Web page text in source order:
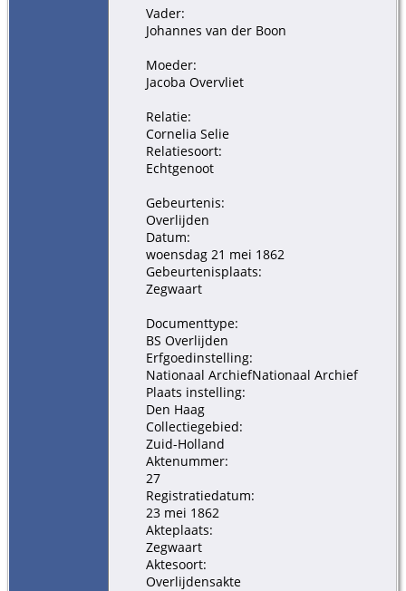
Vader:
Johannes van der Boon
Moeder:
Jacoba Overvliet
Relatie:
Cornelia Selie
Relatiesoort:
Echtgenoot
Gebeurtenis:
Overlijden
Datum:
woensdag 21 mei 1862
Gebeurtenisplaats:
Zegwaart
Documenttype:
BS Overlijden
Erfgoedinstelling:
Nationaal ArchiefNationaal Archief
Plaats instelling:
Den Haag
Collectiegebied:
Zuid-Holland
Aktenummer:
27
Registratiedatum:
23 mei 1862
Akteplaats:
Zegwaart
Aktesoort:
Overlijdensakte